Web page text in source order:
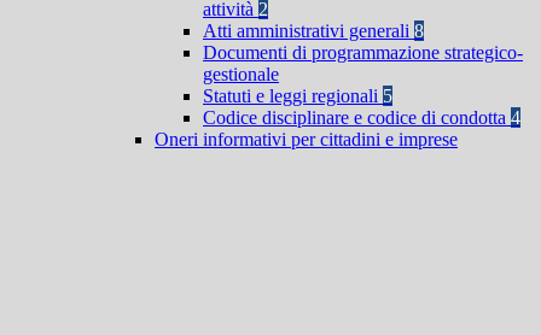
attività 2
Atti amministrativi generali 8
Documenti di programmazione strategico-
gestionale
Statuti e leggi regionali 5
Codice disciplinare e codice di condotta 4
Oneri informativi per cittadini e imprese